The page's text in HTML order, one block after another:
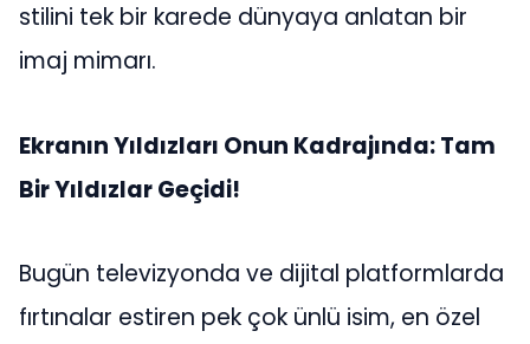
stilini tek bir karede dünyaya anlatan bir
imaj mimarı.
Ekranın Yıldızları Onun Kadrajında: Tam
Bir Yıldızlar Geçidi!
Bugün televizyonda ve dijital platformlarda
fırtınalar estiren pek çok ünlü isim, en özel